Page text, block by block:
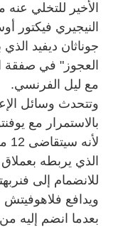
الأخير للتخلي
النيجيري فيكتور
جوناثان ديفيد
العجوز" في صفقة
مع ليل الفرنسي.
وتتحدث وسائل
بالاستمرار مع
الذي يربطه
للانضمام إلى
بعدما انضم إليه